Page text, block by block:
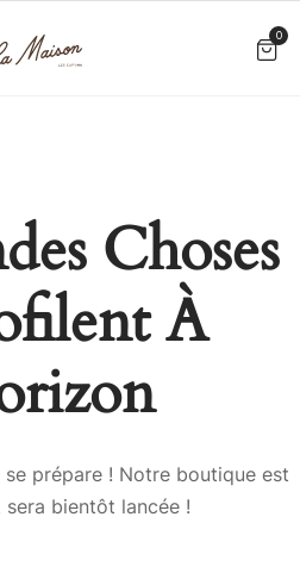
0
Choses
À
se prépare ! Notre boutique est
bientôt lancée !